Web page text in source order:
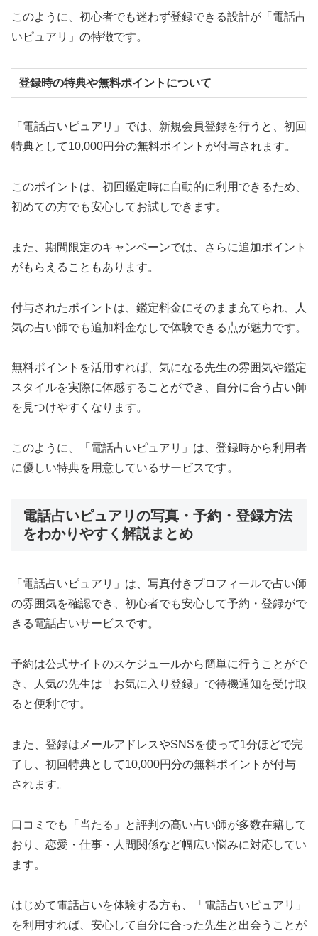
このように、初心者でも迷わず登録できる設計が「電話占
いピュアリ」の特徴です。
登録時の特典や無料ポイントについて
「電話占いピュアリ」では、新規会員登録を行うと、初回
特典として10,000円分の無料ポイントが付与されます。
このポイントは、初回鑑定時に自動的に利用できるため、
初めての方でも安心してお試しできます。
また、期間限定のキャンペーンでは、さらに追加ポイント
がもらえることもあります。
付与されたポイントは、鑑定料金にそのまま充てられ、人
気の占い師でも追加料金なしで体験できる点が魅力です。
無料ポイントを活用すれば、気になる先生の雰囲気や鑑定
スタイルを実際に体感することができ、自分に合う占い師
を見つけやすくなります。
このように、「電話占いピュアリ」は、登録時から利用者
に優しい特典を用意しているサービスです。
電話占いピュアリの写真・予約・登録方法
をわかりやすく解説まとめ
「電話占いピュアリ」は、写真付きプロフィールで占い師
の雰囲気を確認でき、初心者でも安心して予約・登録がで
きる電話占いサービスです。
予約は公式サイトのスケジュールから簡単に行うことがで
き、人気の先生は「お気に入り登録」で待機通知を受け取
ると便利です。
また、登録はメールアドレスやSNSを使って1分ほどで完
了し、初回特典として10,000円分の無料ポイントが付与
されます。
口コミでも「当たる」と評判の高い占い師が多数在籍して
おり、恋愛・仕事・人間関係など幅広い悩みに対応してい
ます。
はじめて電話占いを体験する方も、「電話占いピュアリ」
を利用すれば、安心して自分に合った先生と出会うことが